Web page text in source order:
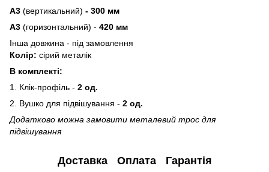
А3 (вертикальний) - 300 мм
А3 (горизонтальний) - 420 мм
Інша довжина - під замовлення
Колір: сірий металік
В комплекті:
1. Клік-профіль - 2 од.
2. Вушко для підвішування - 2 од.
Додатково можна замовити металевий трос для
підвішування
Доставка Оплата Гарантія